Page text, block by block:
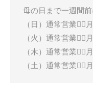
母の日まで一週間前
（日）通常営業５
（火）通常営業５
（木）通常営業５
（土）通常営業５